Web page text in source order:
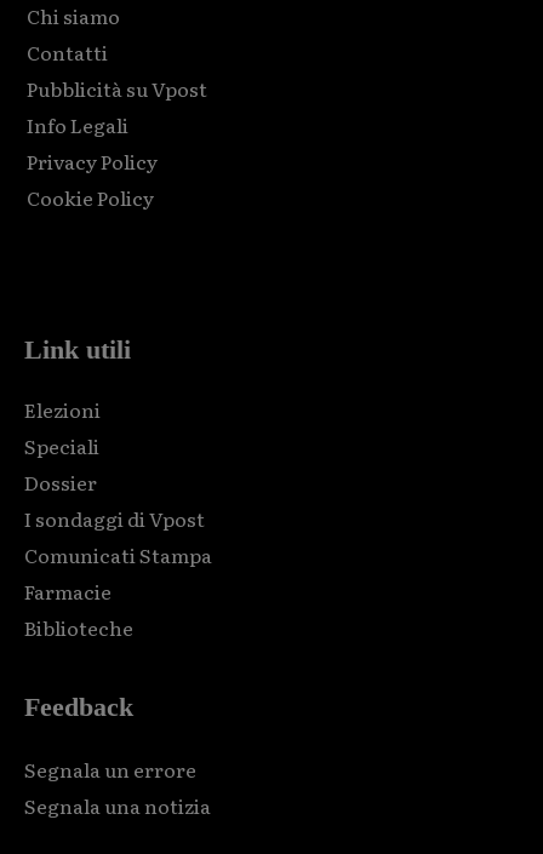
Chi siamo
Contatti
Pubblicità su Vpost
Info Legali
Privacy Policy
Cookie Policy
Link utili
Elezioni
Speciali
Dossier
I sondaggi di Vpost
Comunicati Stampa
Farmacie
Biblioteche
Feedback
Segnala un errore
Segnala una notizia